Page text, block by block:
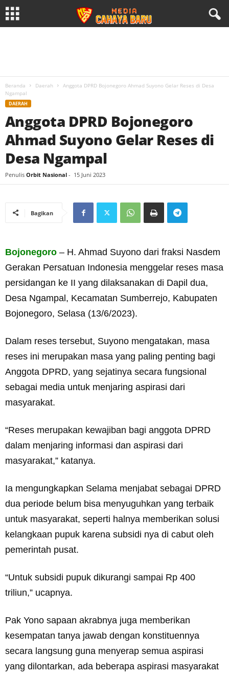
Beranda Daerah
Anggota DPRD Bojonegoro Ahmad Suyono Gelar Reses di Desa
Ngampal
DAERAH
Anggota DPRD Bojonegoro
Ahmad Suyono Gelar Reses di
Desa Ngampal
Penulis Orbit Nasional - 15 Juni 2023
Bagikan
Bojonegoro – H. Ahmad Suyono dari fraksi Nasdem
Gerakan Persatuan Indonesia menggelar reses masa
persidangan ke II yang dilaksanakan di Dapil dua,
Desa Ngampal, Kecamatan Sumberrejo, Kabupaten
Bojonegoro, Selasa (13/6/2023).
Dalam reses tersebut, Suyono mengatakan, masa
reses ini merupakan masa yang paling penting bagi
Anggota DPRD, yang sejatinya secara fungsional
sebagai media untuk menjaring aspirasi dari
masyarakat.
“Reses merupakan kewajiban bagi anggota DPRD
dalam menjaring informasi dan aspirasi dari
masyarakat,” katanya.
Ia mengungkapkan Selama menjabat sebagai DPRD
dua periode belum bisa menyuguhkan yang terbaik
untuk masyarakat, seperti halnya memberikan solusi
kelangkaan pupuk karena subsidi nya di cabut oleh
pemerintah pusat.
“Untuk subsidi pupuk dikurangi sampai Rp 400
triliun,” ucapnya.
Pak Yono sapaan akrabnya juga memberikan
kesempatan tanya jawab dengan konstituennya
secara langsung guna menyerap semua aspirasi
yang dilontarkan, ada beberapa aspirasi masyarakat